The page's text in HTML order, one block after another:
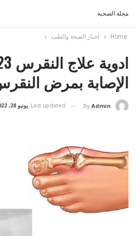
مجلة الصحبة
Home اخبار الصحة والطب
الإصابة بمرض
By Admin
Last updated يونيو 28, 2022